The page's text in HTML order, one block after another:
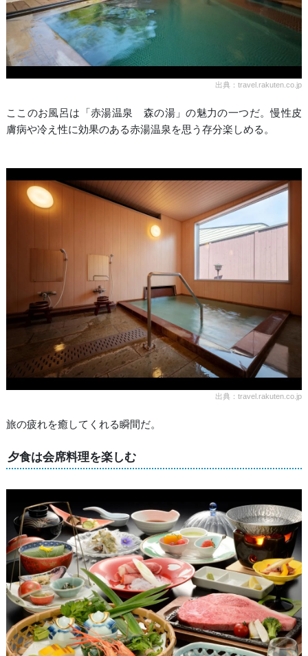
出典：travel.rakuten.co.jp
ここのお風呂は「赤湯温泉 森の湯」の魅力の一つだ。慢性皮
膚病や冷え性に効果のある赤湯温泉を思う存分楽しめる。
出典：travel.rakuten.co.jp
旅の疲れを癒してくれる瞬間だ。
夕食は会席料理を楽しむ